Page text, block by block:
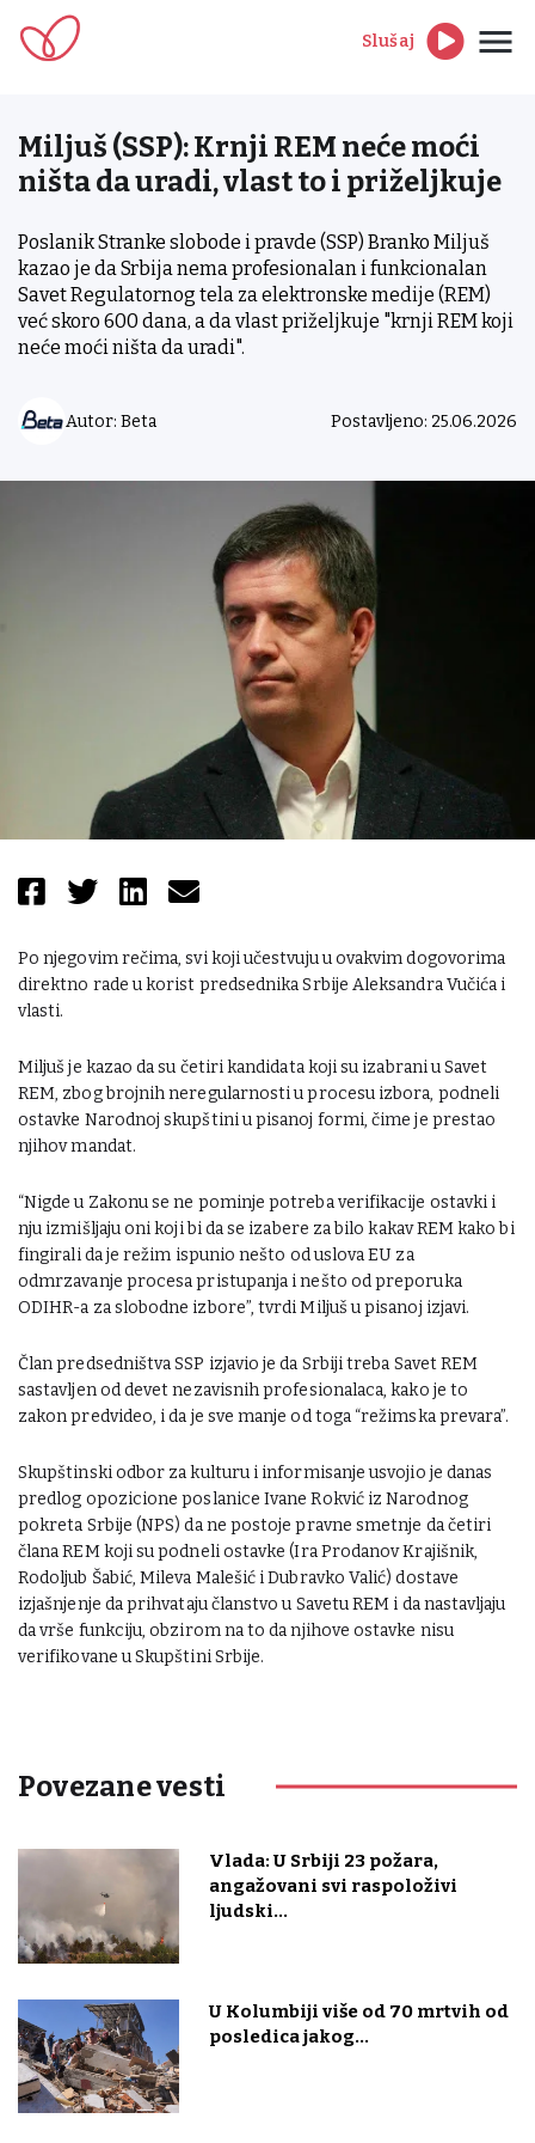
Slušaj
Miljuš (SSP): Krnji REM neće moći
ništa da uradi, vlast to i priželjkuje
Poslanik Stranke slobode i pravde (SSP) Branko Miljuš
kazao je da Srbija nema profesionalan i funkcionalan
Savet Regulatornog tela za elektronske medije (REM)
već skoro 600 dana, a da vlast priželjkuje "krnji REM koji
neće moći ništa da uradi".
Autor: Beta Postavljeno: 25.06.2026
Po njegovim rečima, svi koji učestvuju u ovakvim dogovorima
direktno rade u korist predsednika Srbije Aleksandra Vučića i
vlasti.
Miljuš je kazao da su četiri kandidata koji su izabrani u Savet
REM, zbog brojnih neregularnosti u procesu izbora, podneli
ostavke Narodnoj skupštini u pisanoj formi, čime je prestao
njihov mandat.
“Nigde u Zakonu se ne pominje potreba verifikacije ostavki i
nju izmišljaju oni koji bi da se izabere za bilo kakav REM kako bi
fingirali da je režim ispunio nešto od uslova EU za
odmrzavanje procesa pristupanja i nešto od preporuka
ODIHR-a za slobodne izbore”, tvrdi Miljuš u pisanoj izjavi.
Član predsedništva SSP izjavio je da Srbiji treba Savet REM
sastavljen od devet nezavisnih profesionalaca, kako je to
zakon predvideo, i da je sve manje od toga “režimska prevara”.
Skupštinski odbor za kulturu i informisanje usvojio je danas
predlog opozicione poslanice Ivane Rokvić iz Narodnog
pokreta Srbije (NPS) da ne postoje pravne smetnje da četiri
člana REM koji su podneli ostavke (Ira Prodanov Krajišnik,
Rodoljub Šabić, Mileva Malešić i Dubravko Valić) dostave
izjašnjenje da prihvataju članstvo u Savetu REM i da nastavljaju
da vrše funkciju, obzirom na to da njihove ostavke nisu
verifikovane u Skupštini Srbije.
Povezane vesti
Vlada: U Srbiji 23 požara,
angažovani svi raspoloživi
ljudski...
U Kolumbiji više od 70 mrtvih od
posledica jakog...